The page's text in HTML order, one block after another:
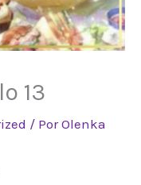
13
/ PorOlenka